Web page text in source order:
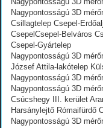
Nagypontosságú 3D
Csillagtelep Csepel-
CsepelCsepel-Belváros
Csepel-Gyártelep
Nagypontosságú 3D
József Attila-lakótelep
Nagypontosságú 3D
Nagypontosságú 3D
Csúcshegy III. kerület
Harsánylejtő Rómaifürdő
Nagypontosságú 3D